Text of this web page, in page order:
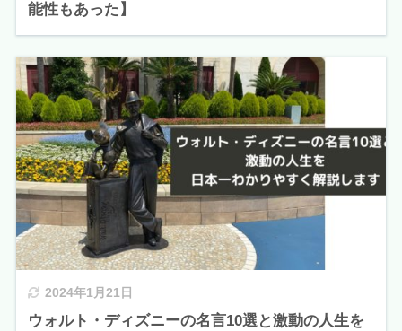
能性もあった】
2024年1月21日
ウォルト・ディズニーの名言10選と激動の人生を